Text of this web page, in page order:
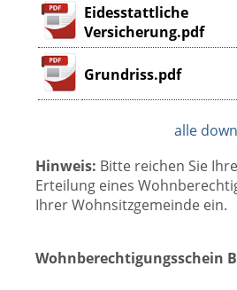
Eidesstattliche
Versicherung.pdf
Grundriss.pdf
alle
Hinweis: Bitte reichen Sie
Erteilung eines
Ihrer Wohnsitzgemeinde ein.
Wohnberechtigungsschein